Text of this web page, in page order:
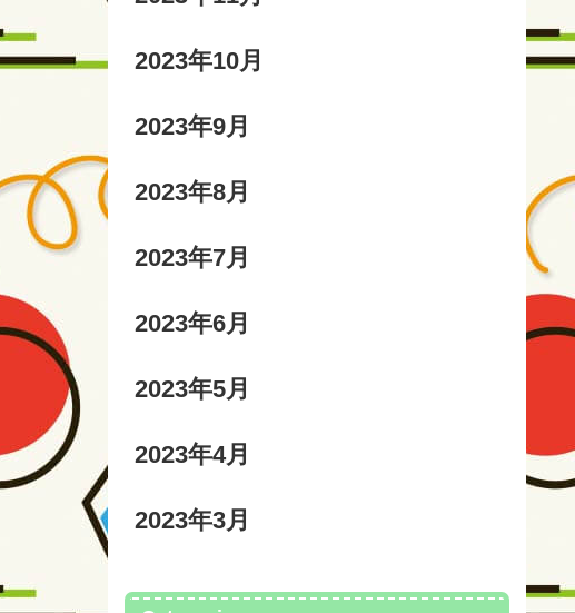
2023年10月
2023年9月
2023年8月
2023年7月
2023年6月
2023年5月
2023年4月
2023年3月